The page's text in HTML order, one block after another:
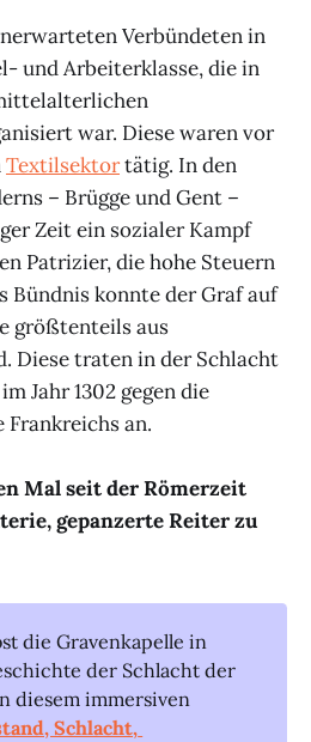
Verbündeten in
und Arbeiterklasse, die in
war. Diese waren vor
Textilsektortätig. In den
– Brügge und Gent –
Zeit ein sozialer Kampf
Patrizier, die hohe Steuern
Bündnis konnte der Graf auf
größtenteils aus
Diese traten in der Schlacht
Jahr 1302 gegen die
an.
Mal seit der Römerzeit
gepanzerte Reiter zu
die Gravenkapelle in
der Schlacht der
diesem immersiven
Schlacht,